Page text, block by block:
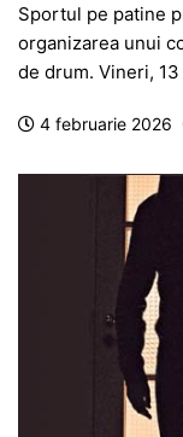
c
e
b
o
o
at
s
A
p
p
s
s
e
n
g
Sportul pe patine
organizarea unui
de drum. Vineri,
4 februarie 2026